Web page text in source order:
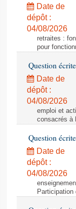
Date de
dépôt :
04/08/2026
retraites :
pour
Question
Date de
dépôt :
04/08/2026
emploi et
consacrés à
Question
Date de
dépôt :
04/08/2026